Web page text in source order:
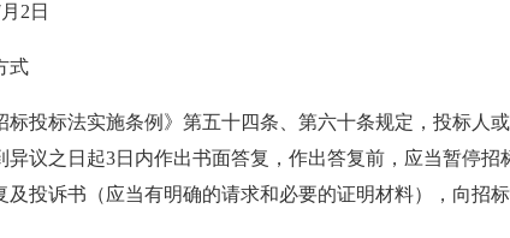
2日
式
标投标法实施条例》第五十四条、第六十条规定，投标人
议之日起3日内作出书面答复，作出答复前，应当暂停
及投诉书（应当有明确的请求和必要的证明材料），向招